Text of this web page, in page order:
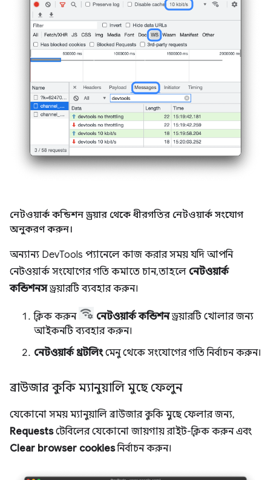
নেটওয়ার্ক কন্ডিশন ড্রয়ার থেকে ধীরগতির নেটওয়ার্ক সংযোগ
অনুকরণ করুন।
অন্যান্য DevTools প্যানেলে কাজ করার সময় যদি আপনি
নেটওয়ার্ক সংযোগের গতি কমাতে চান, তাহলে নেটওয়ার্ক
কন্ডিশনসড্রয়ারটি ব্যবহার করুন।
ক্লিক করুন নেটওয়ার্ক কন্ডিশনড্রয়ারটি খোলার জন্য
আইকনটি ব্যবহার করুন।
নেটওয়ার্ক থ্রটলিংমেনু থেকে সংযোগের গতি নির্বাচন করুন।
ব্রাউজার কুকি ম্যানুয়ালি মুছে ফেলুন
যেকোনো সময় ম্যানুয়ালি ব্রাউজার কুকি মুছে ফেলার জন্য,
Requestsটেবিলের যেকোনো জায়গায় রাইট-ক্লিক করুন এবং
Clear browser cookiesনির্বাচন করুন।